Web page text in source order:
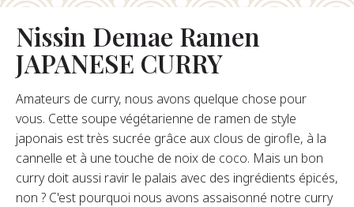
De Nous
Fondateur
Histoire
De L’entreprise
FAQ
Nissin Demae Ramen
JAPANESE CURRY
Amateurs de curry, nous avons quelque chose pour
vous. Cette soupe végétarienne de ramen de style
japonais est très sucrée grâce aux clous de girofle, à la
cannelle et à une touche de noix de coco. Mais un bon
curry doit aussi ravir le palais avec des ingrédients épicés,
non ? C'est pourquoi nous avons assaisonné notre curry